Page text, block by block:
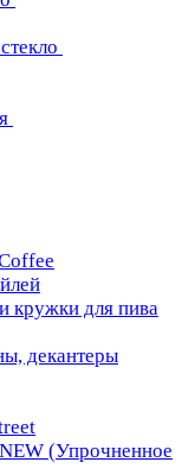
кружки для пива
декантеры
(Упрочненное